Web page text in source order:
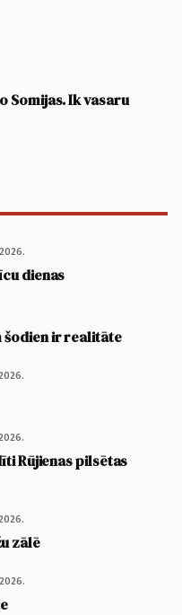
Somijas. Ik vasaru
dienas
šodien ir realitāte
Rūjienas pilsētas
zālē